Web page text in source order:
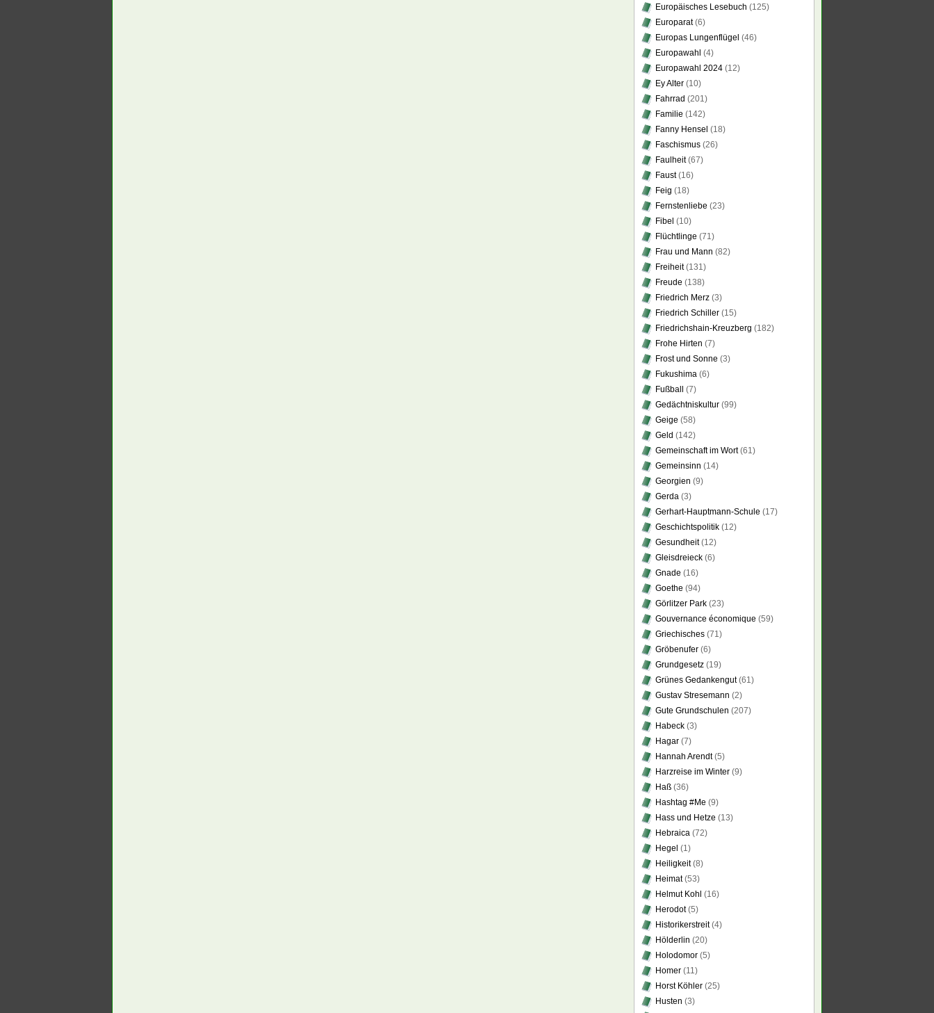
Europäisches Lesebuch (125)
Europarat(6)
Europas Lungenflügel (46)
Europawahl (4)
Europawahl 2024 (12)
Ey Alter (10)
Fahrrad (201)
Familie (142)
Fanny Hensel (18)
Faschismus (26)
Faulheit(67)
Faust(16)
Feig (18)
Fernstenliebe (23)
Fibel (10)
Flüchtlinge (71)
Frau und Mann (82)
Freiheit(131)
Freude (138)
Friedrich Merz (3)
Friedrich Schiller (15)
Friedrichshain-Kreuzberg (182)
Frohe Hirten (7)
Frost und Sonne (3)
Fukushima (6)
Fußball
(7)
Gedächtniskultur (99)
Geige (58)
Geld (142)
Gemeinschaft im Wort(61)
Gemeinsinn (14)
Georgien (9)
Gerda (3)
Gerhart-Hauptmann-Schule (17)
Geschichtspolitik (12)
Gesundheit(12)
Gleisdreieck (6)
Gnade (16)
Goethe (94)
Görlitzer Park (23)
Gouvernance économique (59)
Griechisches (71)
Gröbenufer (6)
Grundgesetz (19)
Grünes Gedankengut(61)
Gustav Stresemann (2)
Gute Grundschulen (207)
Habeck (3)
Hagar (7)
Hannah Arendt(5)
Harzreise im Winter (9)
Haß (36)
Hashtag #Me (9)
Hass und Hetze (13)
Hebraica (72)
Hegel (1)
Heiligkeit(8)
Heimat(53)
Helmut Kohl (16)
Herodot(5)
Historikerstreit(4)
Hölderlin (20)
Holodomor (5)
Homer (11)
Horst Köhler (25)
Husten (3)